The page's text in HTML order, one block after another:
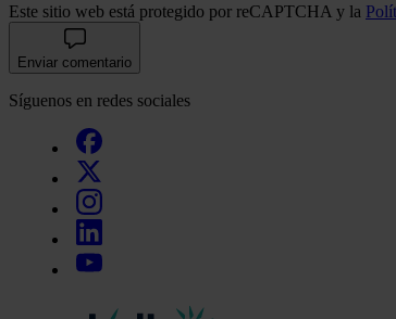
Este sitio web está protegido por reCAPTCHA y la
Enviar comentario
Síguenos en redes sociales